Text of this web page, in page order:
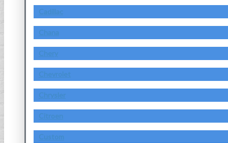
Cadillac
Chana
Chery
Chevrolet
Chrysler
Citroen
Custom